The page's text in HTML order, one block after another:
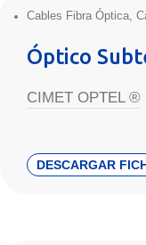
Cables Fibra Óptica,
Óptico
CIMET OPTEL ®
DESCARGAR